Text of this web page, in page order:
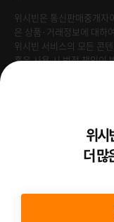
위시빈은 통신판매중개자
은 상품·거래정보에 대하
위시빈 서비스의 모든 콘
혹은 사용 시 법적 책임이
Venture Enterprise위시
더 많